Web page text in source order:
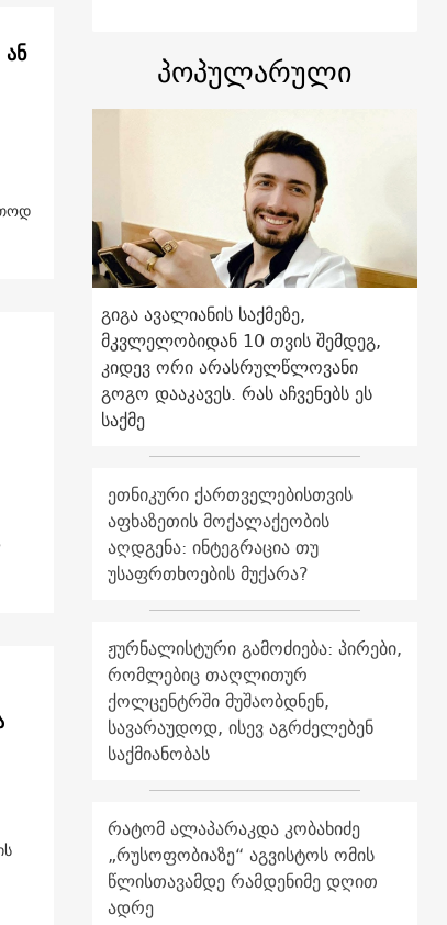
პოპულარული
გიგა ავალიანის საქმეზე,
მკვლელობიდან 10 თვის შემდეგ,
კიდევ ორი არასრულწლოვანი
გოგო დააკავეს. რას აჩვენებს ეს
საქმე
ეთნიკური ქართველებისთვის
აფხაზეთის მოქალაქეობის
აღდგენა: ინტეგრაცია თუ
უსაფრთხოების მუქარა?
ჟურნალისტური გამოძიება: პირები,
რომლებიც თაღლითურ
ქოლცენტრში მუშაობდნენ,
სავარაუდოდ, ისევ აგრძელებენ
საქმიანობას
რატომ ალაპარაკდა კობახიძე
„რუსოფობიაზე“ აგვისტოს ომის
წლისთავამდე რამდენიმე დღით
ადრე